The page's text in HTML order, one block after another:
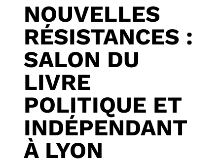
NOUVELLES
RÉSISTANCES :
SALON DU
LIVRE
POLITIQUE ET
INDÉPENDANT
À LYON